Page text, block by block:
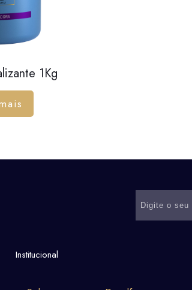
1Kg
Institucional